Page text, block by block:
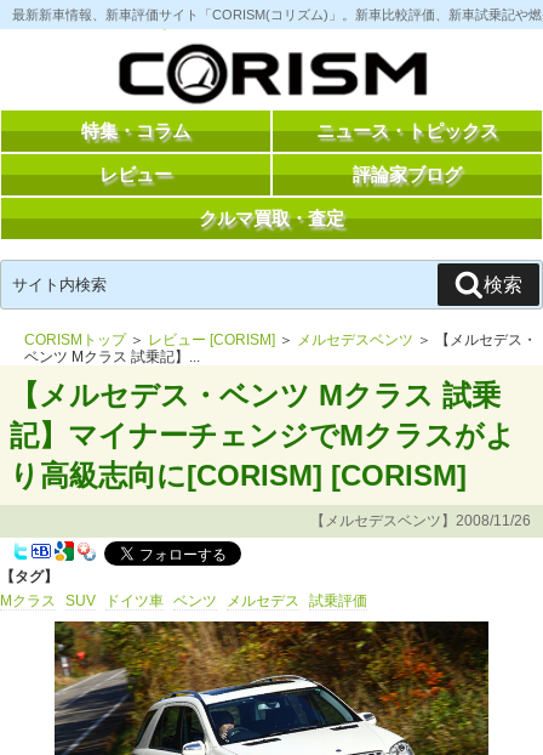
コ
ン
へ
最新新車情報、新車評価サイト「CORISM(コリズム)」。新車比較評価、新車試乗記や
特集・コラム ニュース・トピックス
レビュー 評論家ブログ
クルマ買取・査定
索:
検索
CORISMトップ＞ レビュー [CORISM] ＞ メルセデスベンツ ＞ 【メルセデス・
ベンツ Mクラス 試乗記】...
【メルセデス・ベンツ Mクラス 試乗
記】マイナーチェンジでMクラスがよ
り高級志向に[CORISM] [CORISM]
【メルセデスベンツ】2008/11/26
【タグ】
Mクラス
SUV ドイツ車 ベンツ メルセデス 試乗評価